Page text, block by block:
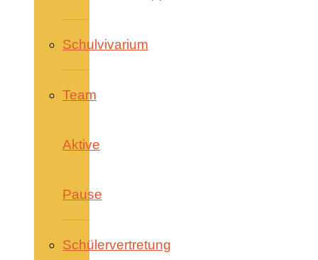
Schulvivarium
Team
Aktive
Pause
Schülervertretung